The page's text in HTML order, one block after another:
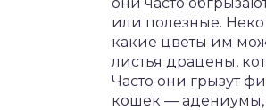
или полезные.
какие цветы им
листья драцены,
Часто они грызут
кошек — адениумы,